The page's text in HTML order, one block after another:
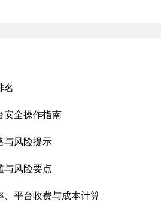
名
安全操作指南
与风险提示
与风险要点
平台收费与成本计算